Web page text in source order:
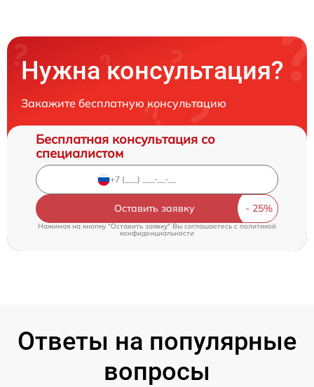
Нужна консультация?
Закажите бесплатную консультацию
Бесплатная консультация со
специалистом
Оставить заявку
Нажимая на кнопку "Оставить заявку" Вы соглашаетесь cполитикой
конфиденциальности
Ответы на популярные
вопросы